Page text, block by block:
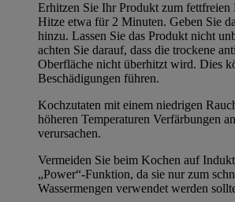
Erhitzen Sie Ihr Produkt zum
Hitze etwa für 2 Minuten. Geben Sie
hinzu. Lassen Sie das Produkt nicht
achten Sie darauf, dass die trockene
Oberfläche nicht überhitzt wird. Dies
Beschädigungen führen.
Kochzutaten mit einem niedrigen
höheren Temperaturen Verfärbungen
verursachen.
Vermeiden Sie beim Kochen auf
„Power“-Funktion, da sie nur zum
Wassermengen verwendet werden